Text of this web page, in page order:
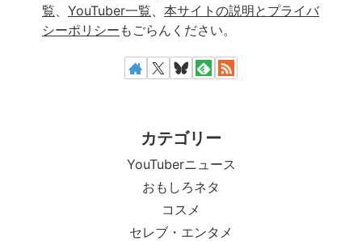
覧
YouTuber一覧
本サイトの説明とプライバ
シーポリシー もごらんください。
カテゴリー
YouTuberニュース
おもしろネタ
コスメ
セレブ・エンタメ